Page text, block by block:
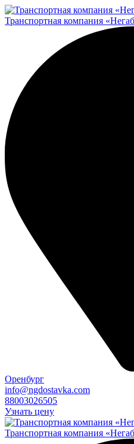
Транспортная компания
Оренбург
info@ngdostavka.com
88003026505
Узнать цену
Транспортная компания